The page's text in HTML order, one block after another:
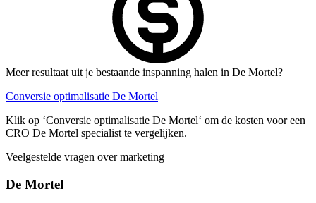
Meer resultaat uit je bestaande inspanning halen in De Mortel?
Conversie optimalisatie De Mortel
Klik op ‘Conversie optimalisatie De Mortel‘ om de kosten voor een
CRO De Mortel specialist te vergelijken.
Veelgestelde vragen over marketing
De Mortel